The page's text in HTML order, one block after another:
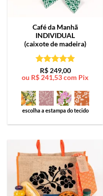
Café da Manhã
INDIVIDUAL
(caixote de madeira)
Avaliação5
de 5
R$249,00
ou R$241,53com Pix
escolha a estampa do tecido